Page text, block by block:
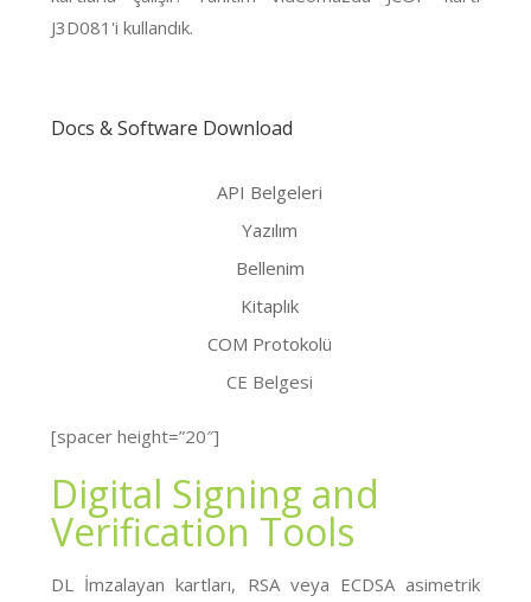
J3D081'i kullandık.
Docs & Software Download
API Belgeleri
Yazılım
Bellenim
Kitaplık
COM Protokolü
CE Belgesi
[spacer height=”20″]
Digital Signing and
Verification Tools
DL İmzalayan kartları, RSA veya ECDSA asimetrik